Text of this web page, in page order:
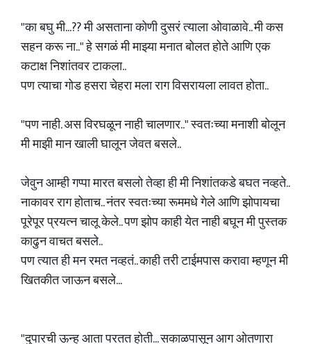
"का बघु मी...?? मी असताना कोणी दुसरं त्याला ओवाळावे.. मी कस
सहन करू ना.." हे सगळं मी माझ्या मनात बोलत होते आणि एक
कटाक्ष निशांतवर टाकला..
पण त्याचा गोड हसरा चेहरा मला राग विसरायला लावत होता..
"पण नाही. अस विरघळून नाही चालणार.." स्वतःच्या मनाशी बोलून
मी माझी मान खाली घालून जेवत बसले..
जेवुन आम्ही गप्पा मारत बसलो तेव्हा ही मी निशांतकडे बघत नव्हते..
नाकावर राग होताच.. नंतर स्वतःच्या रूममधे गेले आणि झोपायचा
पूरेपूर प्रयत्न चालू केले.. पण झोप काही येत नाही बघून मी पुस्तक
काढुन वाचत बसले..
पण त्यात ही मन रमत नव्हतं.. काही तरी टाईमपास करावा म्हणून मी
खितकीत जाऊन बसले...
"दुपारची ऊन्ह आता परतत होती... सकाळपासून आग ओतणारा